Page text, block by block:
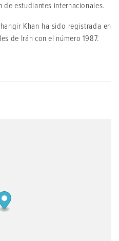
estudiantes internacionales.
Khan ha sido registrada en
de Irán con el número 1987.